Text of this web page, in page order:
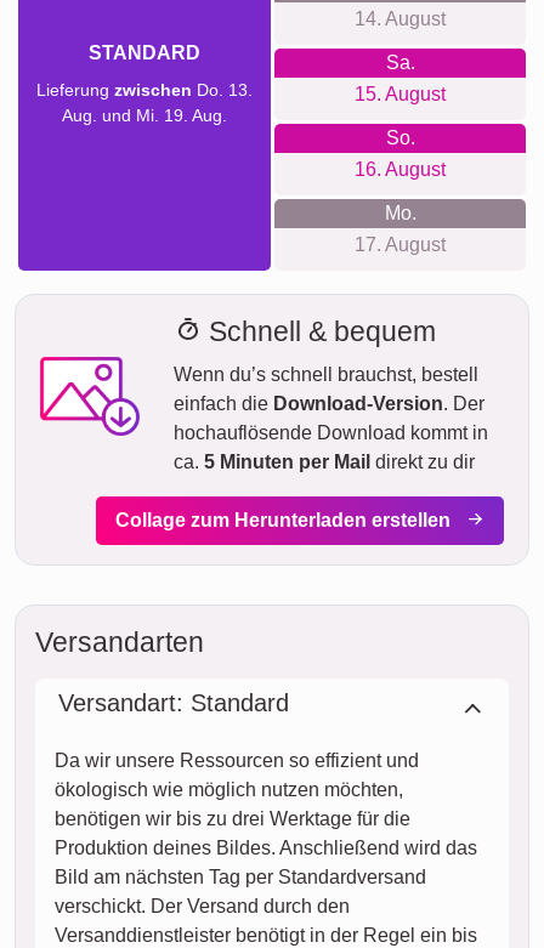
STANDARD
Lieferung zwischen Do. 13.
Aug. und Mi. 19. Aug.
14. August
Sa.
15. August
So.
16. August
Mo.
17. August
Schnell & bequem
Wenn du’s schnell brauchst, bestell
einfach die Download-Version. Der
hochauflösende Download kommt in
ca. 5 Minuten per Mail direkt zu dir
Collage zum Herunterladen erstellen
Versandarten
Versandart: Standard
Da wir unsere Ressourcen so effizient und
ökologisch wie möglich nutzen möchten,
benötigen wir bis zu drei Werktage für die
Produktion deines Bildes. Anschließend wird das
Bild am nächsten Tag per Standardversand
verschickt. Der Versand durch den
Versanddienstleister benötigt in der Regel ein bis